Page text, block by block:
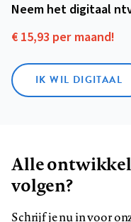
Neem het digitaal
€ 15,93 per maand!
IK WIL DIGITAAL
Alle
volgen?
Schrijf je nu in voor